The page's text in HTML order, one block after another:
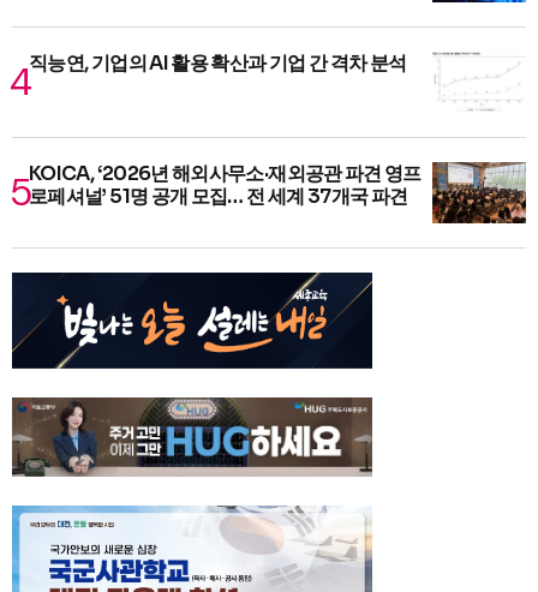
직능연, 기업의 AI 활용 확산과 기업 간 격차 분석
KOICA, ‘2026년 해외사무소·재외공관 파견 영프
로페셔널’ 51명 공개 모집… 전 세계 37개국 파견